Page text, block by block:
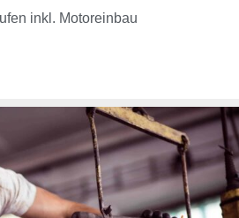
inkl. Motoreinbau